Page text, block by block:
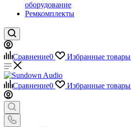
оборудование
Ремкомплекты
Сравнение0 Избранные товары
Сравнение0 Избранные товары